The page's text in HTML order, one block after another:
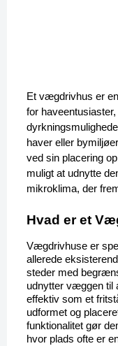
Et vægdrivhus er
for
haver eller
ved sin placering
muligt at udnytte
mikroklima, der
Hvad er et
Vægdrivhuse er
allerede
steder med
udnytter væggen til
effektiv som et
udformet og
funktionalitet gør
hvor plads ofte er